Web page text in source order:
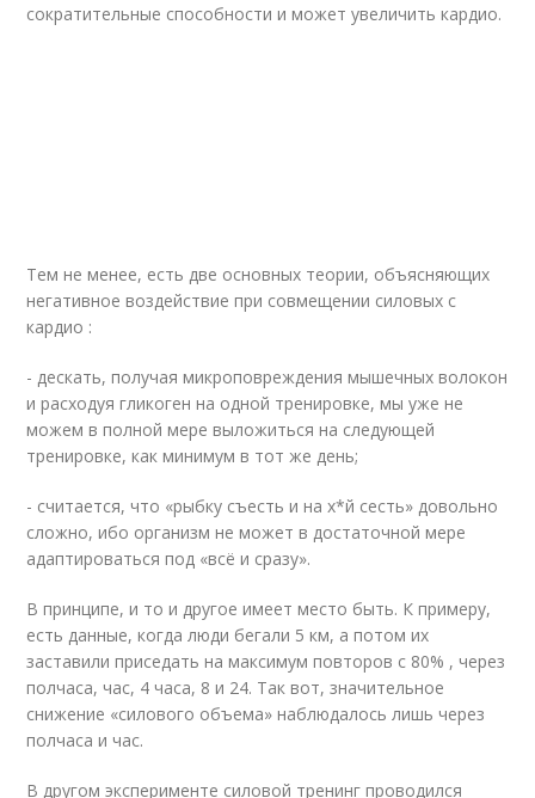
сократительные способности и может увеличить кардио.
Тем не менее, есть две основных теории, объясняющих
негативное воздействие при совмещении силовых с
кардио :
- дескать, получая микроповреждения мышечных волокон
и расходуя гликоген на одной тренировке, мы уже не
можем в полной мере выложиться на следующей
тренировке, как минимум в тот же день;
- считается, что «рыбку съесть и на х*й сесть» довольно
сложно, ибо организм не может в достаточной мере
адаптироваться под «всё и сразу».
В принципе, и то и другое имеет место быть. К примеру,
есть данные, когда люди бегали 5 км, а потом их
заставили приседать на максимум повторов с 80% , через
полчаса, час, 4 часа, 8 и 24. Так вот, значительное
снижение «силового объема» наблюдалось лишь через
полчаса и час.
В другом эксперименте силовой тренинг проводился